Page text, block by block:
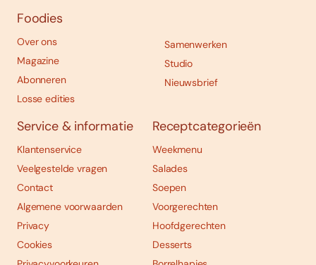
Foodies
Over ons
Magazine
Abonneren
Losse edities
Samenwerken
Studio
Nieuwsbrief
Service & informatie
Klantenservice
Veelgestelde vragen
Contact
Algemene voorwaarden
Privacy
Cookies
Receptcategorieën
Weekmenu
Salades
Soepen
Voorgerechten
Hoofdgerechten
Desserts